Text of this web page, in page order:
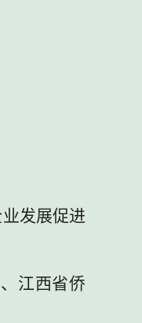
发展促进
江西省侨